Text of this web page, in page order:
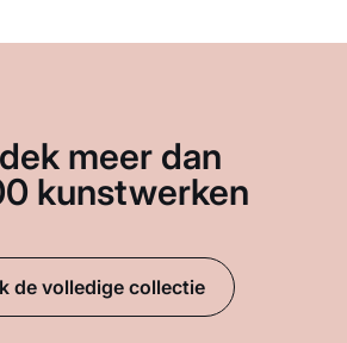
meer dan
kunstwerken
de volledige collectie